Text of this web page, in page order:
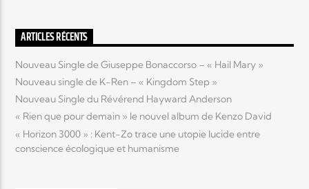
ARTICLES RÉCENTS
Nouveau Single de Giuseppe Bonaccorso – « Hail Mary »
Nouveau single de K-Ren – « Kingdom Step »
Nouveau Single du Révérend Hayward Anderson
« Rien que pour demain » le nouvel album de Kenzo David
« Horizon 3000 » : Kent-Zo trace une utopie lucide entre
conscience écologique et humanisme